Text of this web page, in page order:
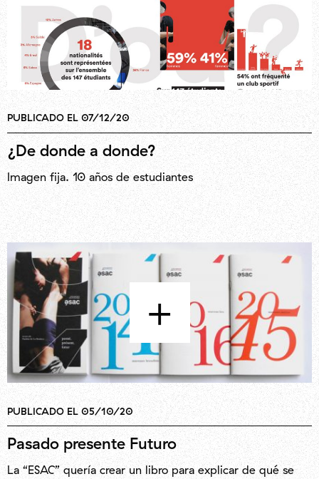
PUBLICADO EL 07/12/20
¿De donde a donde?
Imagen fija. 10 años de estudiantes
+
PUBLICADO EL 05/10/20
Pasado presente Futuro
La “ESAC” quería crear un libro para explicar de qué se